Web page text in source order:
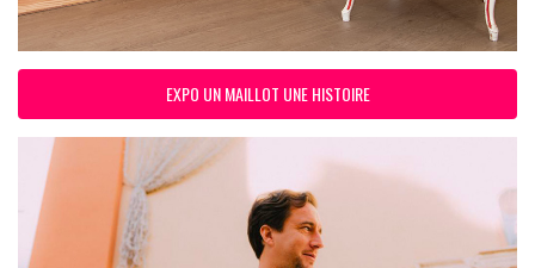
EXPO UN MAILLOT UNE HISTOIRE